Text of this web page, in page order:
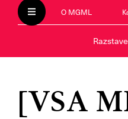
O MGML
Razstave
[VSA